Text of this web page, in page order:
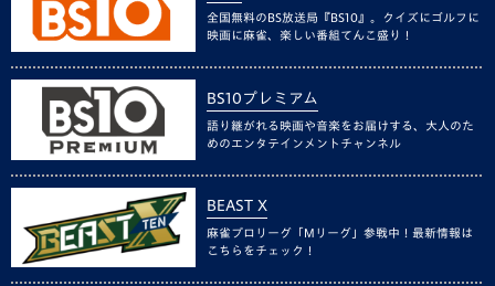
全国無料のBS放送局『BS10』。クイズにゴルフに
映画に麻雀、楽しい番組てんこ盛り！
BS10プレミアム
語り継がれる映画や音楽をお届けする、大人のた
めのエンタテインメントチャンネル
BEAST X
麻雀プロリーグ「Mリーグ」参戦中！最新情報は
こちらをチェック！